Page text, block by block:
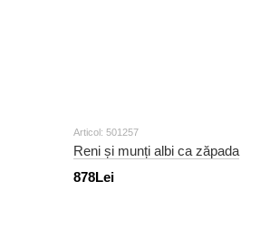
Articol: 501257
Reni și munți albi ca zăpada
878Lei